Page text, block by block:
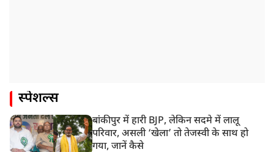
स्पेशल्स
बांकीपुर में हारी BJP, लेकिन सदमे में लालू
परिवार, असली ‘खेला’ तो तेजस्वी के साथ हो
गया, जानें कैसे